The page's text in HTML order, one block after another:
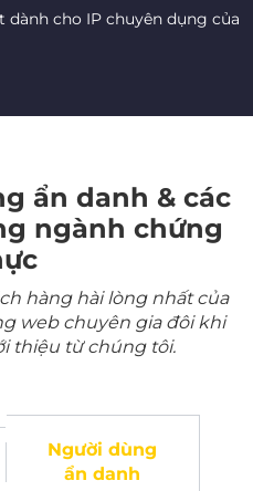
dành cho IP chuyên dụng của
ẩn danh & các
ngành chứng
hàng hài lòng nhất của
web chuyên gia đôi khi
thiệu từ chúng tôi.
Người dùng
ẩn danh